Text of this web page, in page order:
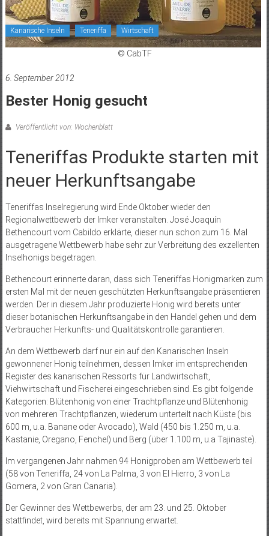
Kanarische Inseln Teneriffa Wirtschaft
© CabTF
6. September 2012
Bester Honig gesucht
Veröffentlicht von: Wochenblatt
Teneriffas Produkte starten mit
neuer Herkunftsangabe
Teneriffas Inselregierung wird Ende Oktober wieder den
Regionalwettbewerb der Imker veranstalten. José Joaquín
Bethencourt vom Cabildo erklärte, dieser nun schon zum 16. Mal
ausgetragene Wettbewerb habe sehr zur Verbreitung des exzellenten
Inselhonigs beigetragen.
Bethencourt erinnerte daran, dass sich Teneriffas Honigmarken zum
ersten Mal mit der neuen geschützten Herkunftsangabe präsentieren
werden. Der in diesem Jahr produzierte Honig wird bereits unter
dieser botanischen Herkunftsangabe in den Handel gehen und dem
Verbraucher Herkunfts- und Qualitätskontrolle garantieren.
An dem Wettbewerb darf nur ein auf den Kanarischen Inseln
gewonnener Honig teilnehmen, dessen Imker im entsprechenden
Register des kanarischen Ressorts für Landwirtschaft,
Viehwirtschaft und Fischerei eingeschrieben sind. Es gibt folgende
Kategorien: Blütenhonig von einer Trachtpflanze und Blütenhonig
von mehreren Trachtpflanzen, wiederum unterteilt nach Küste (bis
600 m, u.a. Banane oder Avocado), Wald (450 bis 1.250 m, u.a.
Kastanie, Oregano, Fenchel) und Berg (über 1.100 m, u.a Tajinaste).
Im vergangenen Jahr nahmen 94 Honigproben am Wettbewerb teil
(58 von Teneriffa, 24 von La Palma, 3 von El Hierro, 3 von La
Gomera, 2 von Gran Canaria).
Der Gewinner des Wettbewerbs, der am 23. und 25. Oktober
stattfindet, wird bereits mit Spannung erwartet.